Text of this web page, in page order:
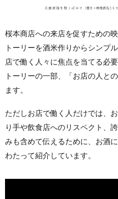
桜本商店への来店を促すための
トーリーを酒米作りからシンプ
店で働く人々に焦点を当てる必
トーリーの一部、「お店の人と
ます。
ただしお店で働く人だけでは、
り手や飲食店へのリスペクト、
みも含めて伝えるために、お酒
わたって紹介しています。